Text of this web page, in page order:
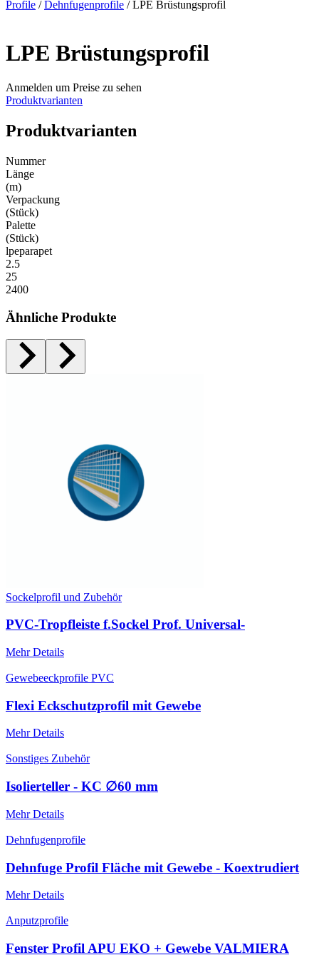
Profile /Dehnfugenprofile / LPE Brüstungsprofil
LPE Brüstungsprofil
Anmelden um Preise zu sehen
Produktvarianten
Produktvarianten
Nummer
Länge
(m)
Verpackung
(Stück)
Palette
(Stück)
lpeparapet
2.5
25
2400
Ähnliche Produkte
Sockelprofil und Zubehör
PVC-Tropfleiste f.Sockel Prof. Universal-
Mehr Details
Gewebeeckprofile PVC
Flexi Eckschutzprofil mit Gewebe
Mehr Details
Sonstiges Zubehör
Isolierteller - KC ∅60 mm
Mehr Details
Dehnfugenprofile
Dehnfuge Profil Fläche mit Gewebe - Koextrudiert
Mehr Details
Anputzprofile
Fenster Profil APU EKO + Gewebe VALMIERA